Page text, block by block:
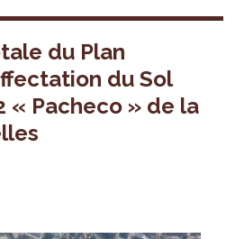
du Plan
du Sol
« Pacheco » de la